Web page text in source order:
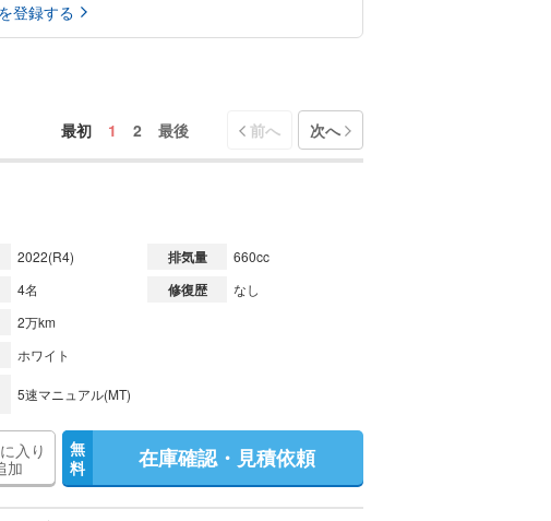
登録する
最初 1 2 最後 前へ 次へ
2022(R4) 排気量 660cc
4名 修復歴 なし
2万km
ホワイト
5速マニュアル(MT)
入り
加
無
料
在庫確認・見積依頼